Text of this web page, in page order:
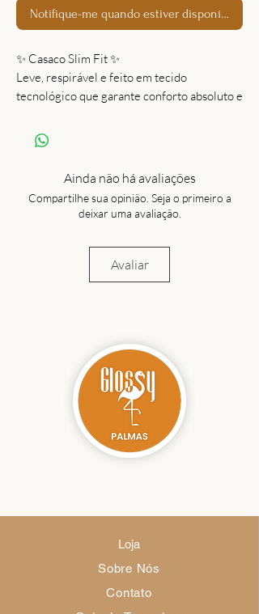
Notifique-me quando estiver disponível
✨ Casaco Slim Fit ✨
Leve, respirável e feito em tecido
tecnológico que garante conforto absoluto e
Versátil e estiloso: use como sobreposição
ou amarre na cintura para um toque
moderno e prático. 💖
Ainda não há avaliações
Compartilhe sua opinião. Seja o primeiro a
deixar uma avaliação.
Avaliar
Loja
Sobre Nós
Contato